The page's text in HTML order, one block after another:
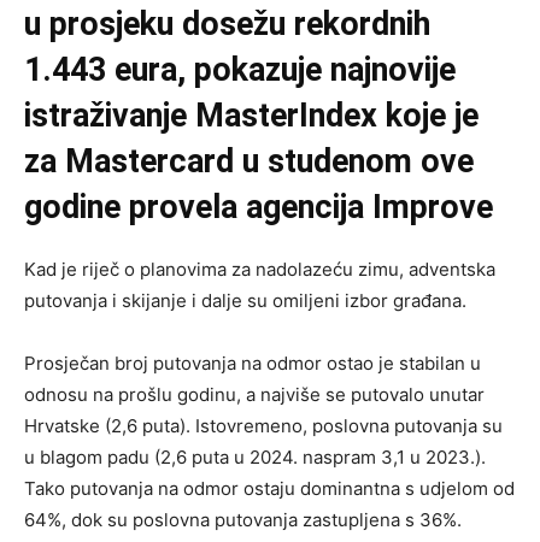
u prosjeku dosežu rekordnih
1.443 eura, pokazuje najnovije
istraživanje MasterIndex koje je
za Mastercard u studenom ove
godine provela agencija Improve
Kad je riječ o planovima za nadolazeću zimu, adventska
putovanja i skijanje i dalje su omiljeni izbor građana.
Prosječan broj putovanja na odmor ostao je stabilan u
odnosu na prošlu godinu, a najviše se putovalo unutar
Hrvatske (2,6 puta). Istovremeno, poslovna putovanja su
u blagom padu (2,6 puta u 2024. naspram 3,1 u 2023.).
Tako putovanja na odmor ostaju dominantna s udjelom od
64%, dok su poslovna putovanja zastupljena s 36%.